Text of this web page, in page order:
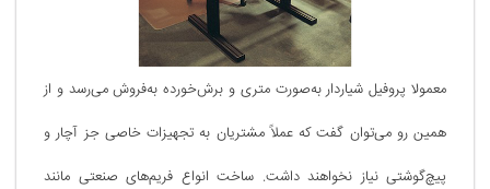
معمولا پروفیل شیاردار به‌صورت متری و برش‌خورده به‌فروش می‌رسد و از
همین رو می‌توان گفت که عملاً مشتریان به تجهیزات خاصی جز آچار و
پیچ‌گوشتی نیاز نخواهند داشت. ساخت انواع فریم‌های صنعتی مانند